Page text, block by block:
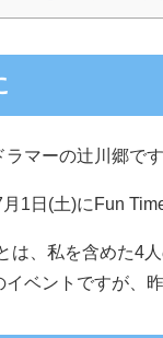
ラマーの辻川郷です
1日(土)にFun
は、私を含めた4
イベントですが、